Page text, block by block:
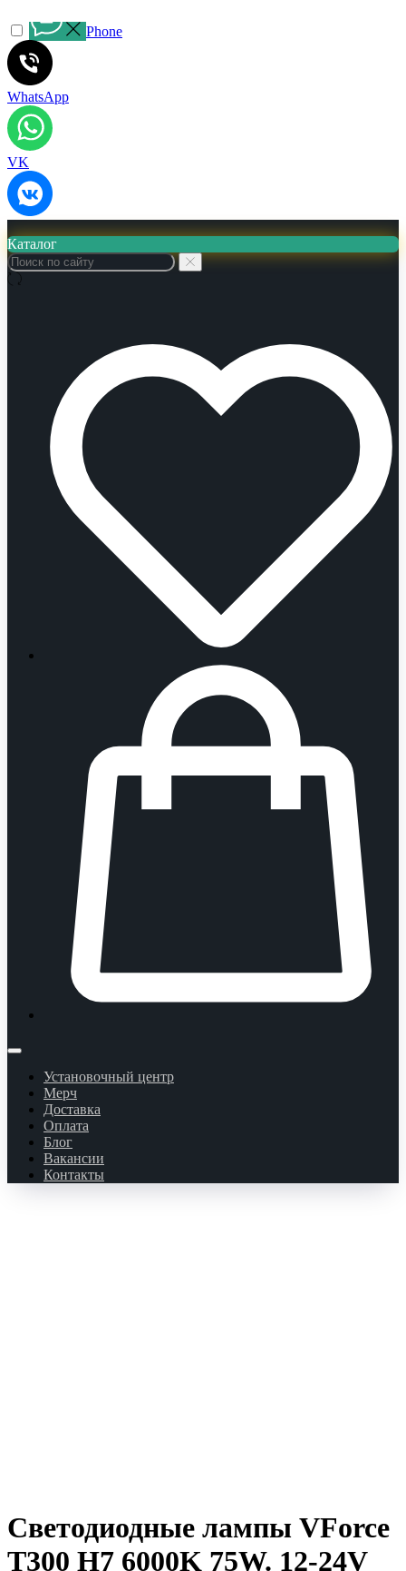
Phone
WhatsApp
VK
Каталог
Установочный центр
Мерч
Доставка
Оплата
Блог
Вакансии
Контакты
Светодиодные лампы VForce
T300 H7 6000K 75W. 12-24V